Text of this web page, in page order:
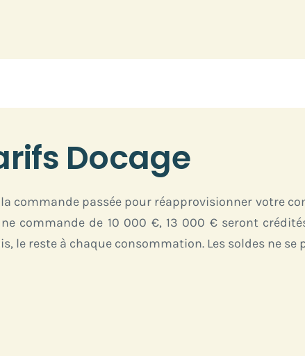
Docage
commande passée pour réapprovisionner votre
commande de 10 000 €, 13 000 € seront
le reste à chaque consommation. Les soldes ne se